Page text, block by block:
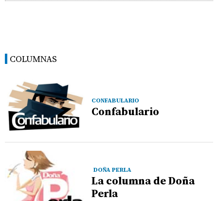
COLUMNAS
CONFABULARIO
Confabulario
DOÑA PERLA
La columna de Doña
Perla